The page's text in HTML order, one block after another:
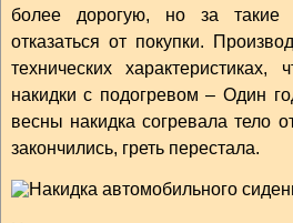
более дорогую, но за такие
отказаться от покупки.
технических
накидки с подогревом – Один
весны накидка согревала тело
закончились, греть перестала.